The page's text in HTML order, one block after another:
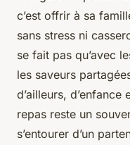
c’est offrir à sa
sans stress ni
se fait pas qu’avec
les saveurs
d’ailleurs,
repas reste un
s’entourer d’un